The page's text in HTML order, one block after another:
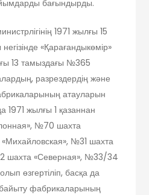
бағындырды.
1971 жылғы 15
«Қарағандыкөмір»
13 тамыздағы №365
разрездердің және
атауларын
1971 жылғы 1 қазаннан
№70 шахта
№31 шахта
шахта «Северная», №33/34
өзгертіліп, басқа да
фабрикаларының